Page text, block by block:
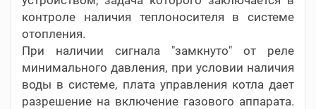
контроле наличия теплоносителя в системе
отопления.
При наличии сигнала "замкнуто" от реле
минимального давления, при условии наличия
воды в системе, плата управления котла дает
разрешение на включение газового аппарата.